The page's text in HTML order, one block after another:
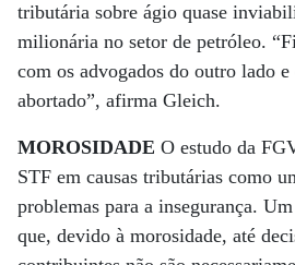
tributária sobre ágio quase
milionária no setor de petróleo.
com os advogados do outro lado
abortado”, afirma Gleich.
MOROSIDADE O estudo da
STF em causas tributárias como
problemas para a insegurança.
que, devido à morosidade, até